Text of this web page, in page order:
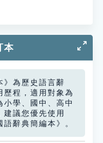
本
》為歷史語言辭
歷程，適用對象為
小學、國中、高中
建議您優先使用
語辭典簡編本》。